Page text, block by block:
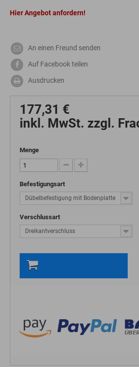
Hier Angebot anfordern!
An einen Freund senden
Auf Facebook teilen
Ausdrucken
177,31 €
inkl. MwSt. zzgl.
Menge
Befestigungsart
Dübelbefestigung mit Bodenplatte
Verschlussart
Dreikantverschluss